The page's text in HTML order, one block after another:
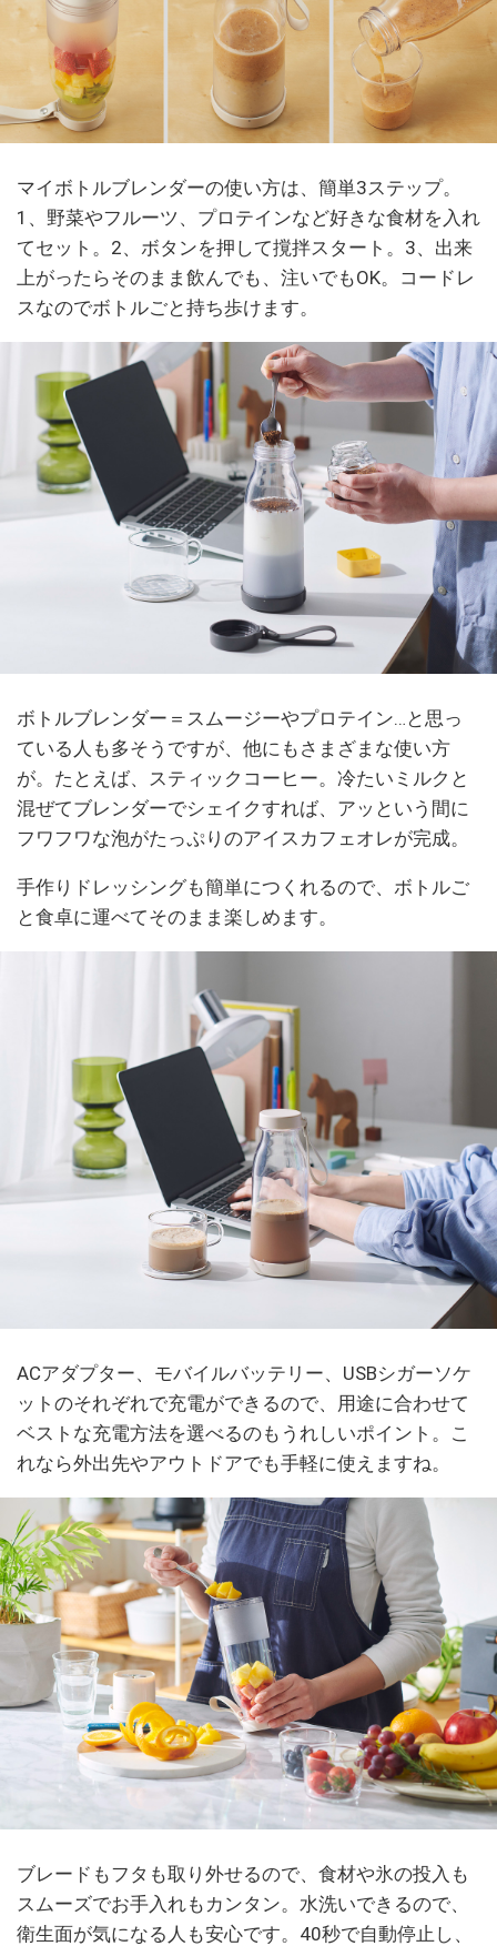
マイボトルブレンダーの使い方は、簡単3ステップ。
1、野菜やフルーツ、プロテインなど好きな食材を入れ
てセット。2、ボタンを押して撹拌スタート。3、出来
上がったらそのまま飲んでも、注いでもOK。コードレ
スなのでボトルごと持ち歩けます。
ボトルブレンダー＝スムージーやプロテイン…と思っ
ている人も多そうですが、他にもさまざまな使い方
が。たとえば、スティックコーヒー。冷たいミルクと
混ぜてブレンダーでシェイクすれば、アッという間に
フワフワな泡がたっぷりのアイスカフェオレが完成。
手作りドレッシングも簡単につくれるので、ボトルご
と食卓に運べてそのまま楽しめます。
ACアダプター、モバイルバッテリー、USBシガーソケ
ットのそれぞれで充電ができるので、用途に合わせて
ベストな充電方法を選べるのもうれしいポイント。こ
れなら外出先やアウトドアでも手軽に使えますね。
ブレードもフタも取り外せるので、食材や氷の投入も
スムーズでお手入れもカンタン。水洗いできるので、
衛生面が気になる人も安心です。40秒で自動停止し、